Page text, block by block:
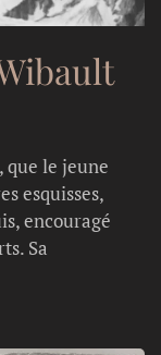
que le jeune
esquisses,
encouragé
Sa